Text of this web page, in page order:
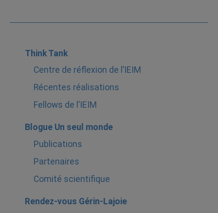
Think Tank
Centre de réflexion de l’IEIM
Récentes réalisations
Fellows de l’IEIM
Blogue Un seul monde
Publications
Partenaires
Comité scientifique
Rendez-vous Gérin-Lajoie